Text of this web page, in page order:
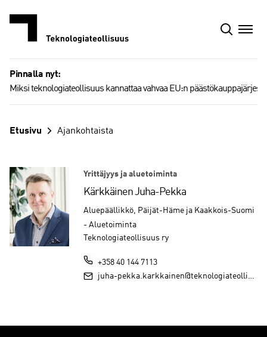
Pinnalla nyt:
Miksi teknologiateollisuus kannattaa vahvaa EU:n
Etusivu Ajankohtaista
Yrittäjyys ja aluetoiminta
Kärkkäinen Juha-Pekka
Aluepäällikkö, Päijät-Häme ja Kaakkois-Suomi
- Aluetoiminta
Teknologiateollisuus ry
+358 40 144 7113
juha-pekka.karkkainen@teknologiateollisuus.fi